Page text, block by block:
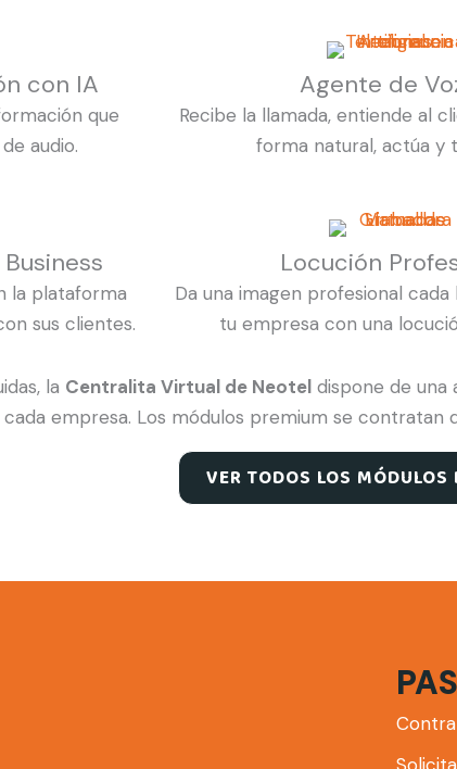
con IA
que
audio.
Agente de
Recibe la llamada, entiende al
forma natural, actúa y
la plataforma
sus clientes.
Locución
Da una imagen profesional
tu empresa con una
la Centralita Virtual de Neotel dispone de una
empresa. Los módulos premium se
VER TODOS LOS MÓDULOS